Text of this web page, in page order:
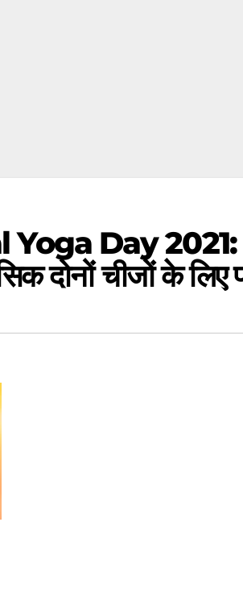
Day 2021:
दोनों चीजों के लिए